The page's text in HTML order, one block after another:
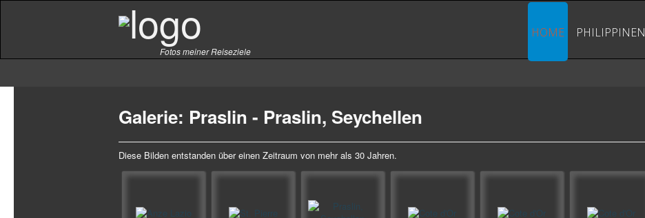
Fotos meiner Reiseziele
HOME PHILIPPINEN
Galerie: Praslin - Praslin, Seychellen
Diese Bilden entstanden über einen Zeitraum von mehr als 30 Jahren.